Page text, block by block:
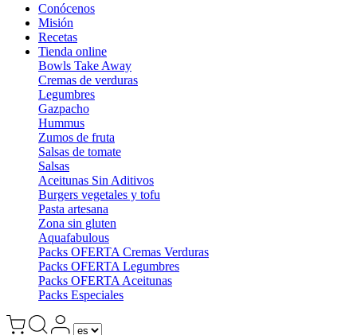
Conócenos
Misión
Recetas
Tienda online
Bowls Take Away
Cremas de verduras
Legumbres
Gazpacho
Hummus
Zumos de fruta
Salsas de tomate
Salsas
Aceitunas Sin Aditivos
Burgers vegetales y tofu
Pasta artesana
Zona sin gluten
Aquafabulous
Packs OFERTA Cremas Verduras
Packs OFERTA Legumbres
Packs OFERTA Aceitunas
Packs Especiales